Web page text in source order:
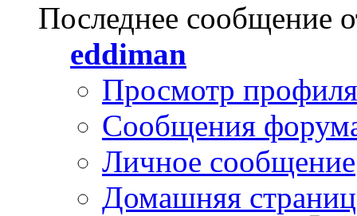
Последнее сообщение
eddiman
Просмотр профиля
Сообщения
Личное сообщение
Домашняя